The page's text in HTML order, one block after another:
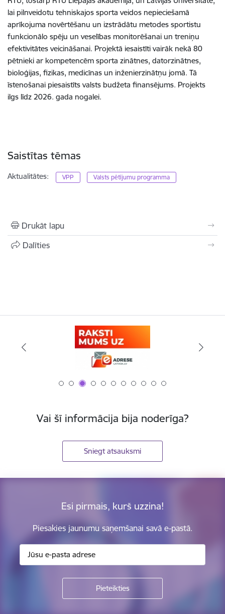
lai pilnveidotu tehniskajos sporta veidos nepieciešamā
aprīkojuma novērtēšanu un izstrādātu metodes sportistu
funkcionālo spēju un veselības monitorēšanai un treniņu
efektivitātes veicināšanai. Projektā iesaistīti vairāk nekā 80
pētnieki ar kompetencēm sporta zinātnes, datorzinātnes,
bioloģijas, fizikas, medicīnas un inženierzinātņu jomā. Tā
īstenošanai piesaistīts valsts budžeta finansējums. Projekts
ilgs līdz 2026. gada nogalei.
Saistītas tēmas
Aktualitātes: VPP Valsts pētījumu programma
Drukāt lapu
Dalīties
Vai šī informācija bija noderīga?
Sniegt atsauksmi
Esi pirmais, kurš uzzina!
Piesakies jaunumu saņemšanai savā e-pastā.